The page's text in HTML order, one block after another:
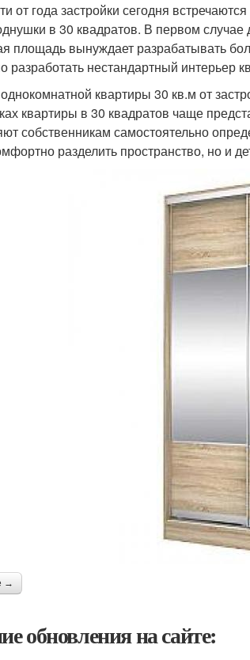
от года застройки сегодня
в 30 квадратов. В первом
площадь вынуждает разрабатывать
разработать нестандартный интерьер
квартиры 30 кв.м от
квартиры в 30 квадратов чаще
собственникам самостоятельно
разделить пространство, но и
→
обновления на сайте: